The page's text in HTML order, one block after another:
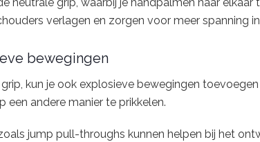
verlagen en zorgen voor meer spanning
bewegingen
kun je ook explosieve bewegingen
een andere manier te prikkelen.
jump pull-throughs kunnen helpen bij het